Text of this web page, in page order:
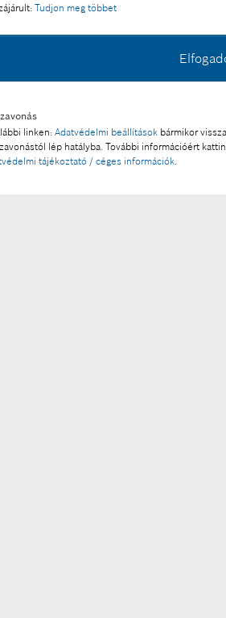
Tudjon meg többet
linken: Adatvédelmi beállítások bármikor
lép hatályba. További információért
tájékoztató / céges információk.
a része:
hátráltatták a Bosch